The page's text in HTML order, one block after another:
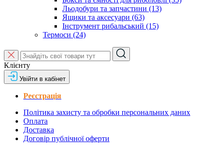
Льодобури та запчастини (13)
Ящики та аксесуари (63)
Інструмент рибальський (15)
Термоси (24)
Клієнту
Увійти в кабінет
Реєстрація
Політика захисту та обробки персональних даних
Оплата
Доставка
Договір публічної оферти